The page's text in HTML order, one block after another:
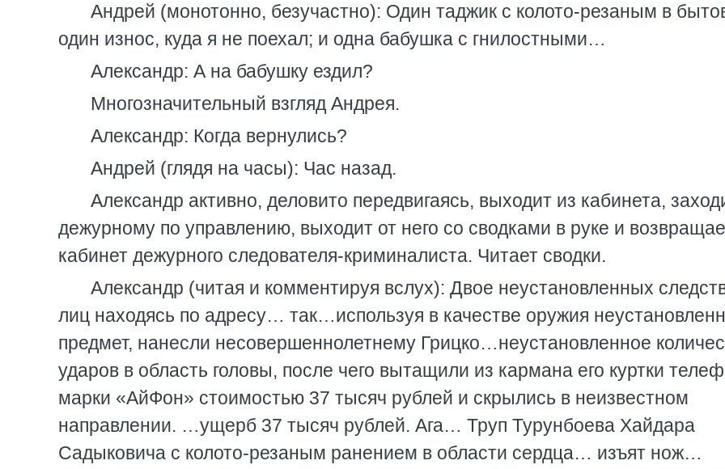
Андрей (монотонно, безучастно): Один таджик с колото-резаным в
один износ, куда я не поехал; и одна бабушка с гнилостными…
Александр: А на бабушку ездил?
Многозначительный взгляд Андрея.
Александр: Когда вернулись?
Андрей (глядя на часы): Час назад.
Александр активно, деловито передвигаясь, выходит из кабинета,
дежурному по управлению, выходит от него со сводками в руке и
кабинет дежурного следователя-криминалиста. Читает сводки.
Александр (читая и комментируя вслух): Двое неустановленных
лиц находясь по адресу… так…используя в качестве оружия
предмет, нанесли несовершеннолетнему Грицко…неустановленное
ударов в область головы, после чего вытащили из кармана его куртки
марки «АйФон» стоимостью 37 тысяч рублей и скрылись в неизвестном
направлении. …ущерб 37 тысяч рублей. Ага… Труп Турунбоева Хайдара
Садыковича с колото-резаным ранением в области сердца… изъят нож…